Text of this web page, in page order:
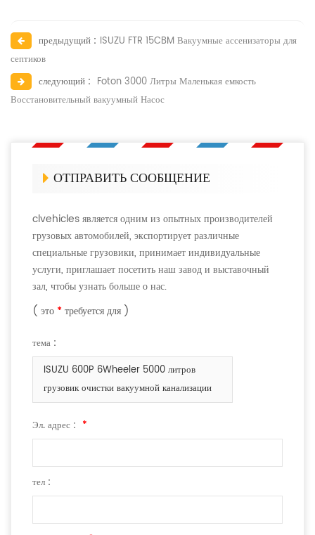
предыдущий : ISUZU FTR 15CBM Вакуумные ассенизаторы для
септиков
следующий : Foton 3000 Литры Маленькая емкость
Восстановительный вакуумный Насос
ОТПРАВИТЬ СООБЩЕНИЕ
clvehicles является одним из опытных производителей
грузовых автомобилей, экспортирует различные
специальные грузовики, принимает индивидуальные
услуги, приглашает посетить наш завод и выставочный
зал, чтобы узнать больше о нас.
( это * требуется для )
тема :
ISUZU 600P 6Wheeler 5000 литров
грузовик очистки вакуумной канализации
Эл. адрес : *
тел :